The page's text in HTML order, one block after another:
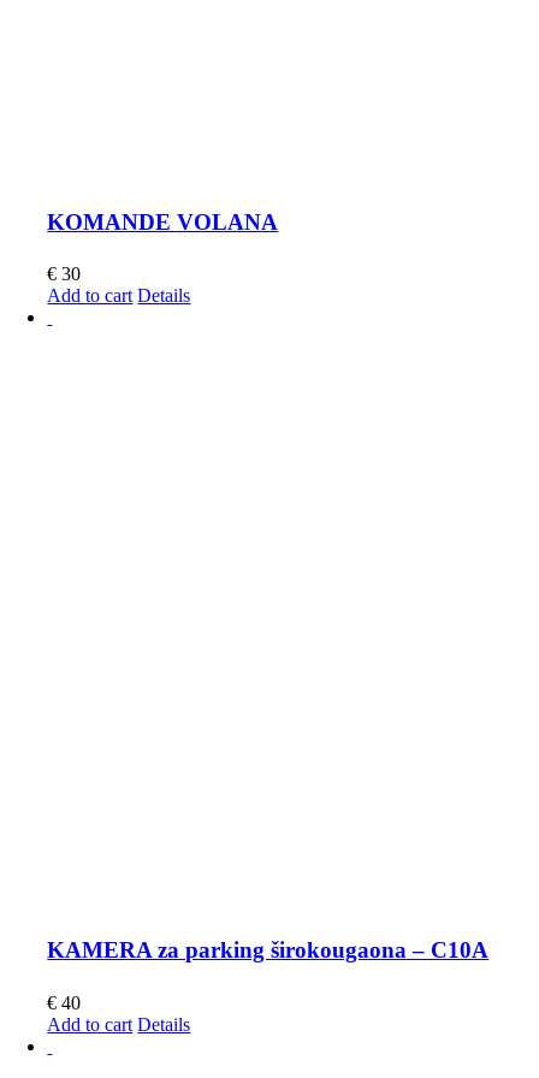
KOMANDE VOLANA
€ 30
Add to cart Details
KAMERA za parking širokougaona – C10A
€ 40
Add to cart Details